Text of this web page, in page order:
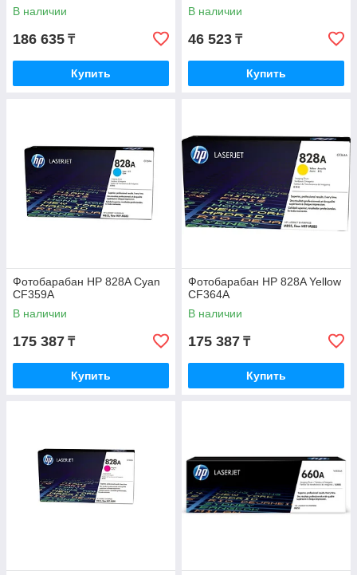
В наличии
186 635 ₸
Купить
В наличии
46 523 ₸
Купить
Фотобарабан HP 828A Cyan
CF359A
В наличии
175 387 ₸
Купить
Фотобарабан HP 828A Yellow
CF364A
В наличии
175 387 ₸
Купить